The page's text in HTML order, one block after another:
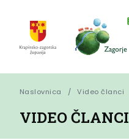
Naslovnica Video članci
VIDEO ČLANCI